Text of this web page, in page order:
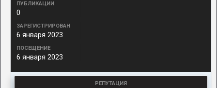
ПУБЛИКАЦИИ
0
ЗАРЕГИСТРИРОВАН
6 января 2023
ПОСЕЩЕНИЕ
6 января 2023
РЕПУТАЦИЯ